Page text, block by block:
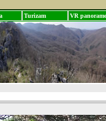
Turizam VR panorame